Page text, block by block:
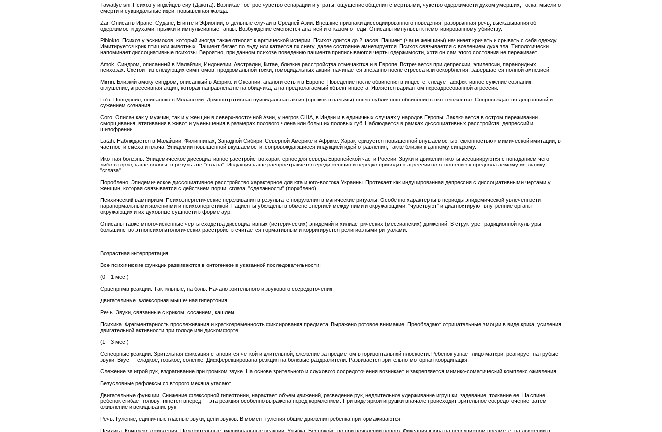
Tawatlye sni. Психоз у индейцев сиу (Дакота). Возникает острое чувство сепарации и утраты, ощущение общения с мертвыми, чувство одержимости духом умерших, тоска, мысли о
смерти и суицидальные идеи, повышенная жажда.
Zar. Описан в Иране, Судане, Египте и Эфиопии, отдельные случаи в Средней Азии. Внешние признаки диссоциированного поведения, разорванная речь, высказывания об
одержимости духами, прыжки и импульсивные танцы. Возбуждение сменяется апатией и отказом от еды. Описаны импульсы к немотивированному убийству.
Piblokto. Психоз у эскимосов, который иногда также относят к арктической истерии. Психоз длится до 2 часов. Пациент (чаще женщины) начинает кричать и срывать с себя одежду.
Имитируется крик птиц или животных. Пациент бегает по льду или катается по снегу, далее состояние амнезируется. Психоз связывается с вселением духа зла. Типологически
напоминает диссоциативные психозы. Вероятно, при данном психозе поведению пациента приписываются черты одержимости, хотя он сам этого состояния не переживает.
Amok. Синдром, описанный в Малайзии, Индонезии, Австралии, Китае, близкие расстройства отмечаются и в Европе. Встречается при депрессии, эпилепсии, параноидных
психозах. Состоит из следующих симптомов: продромальной тоски, гомоцидальных акций, начинается внезапно после стресса или оскорбления, завершается полной амнезией.
Mirriri. Близкий амоку синдром, описанный в Африке и Океании, аналоги есть и в Европе. Поведение после обвинения в инцесте: следует аффективное сужение сознания,
оглушение, агрессивная акция, которая направлена не на обидчика, а на предполагаемый объект инцеста. Является вариантом переадресованной агрессии.
Lo'u. Поведение, описанное в Меланезии. Демонстративная суицидальная акция (прыжок с пальмы) после публичного обвинения в скотоложестве. Сопровождается депрессией и
сужением сознания.
Соrо. Описан как у мужчин, так и у женщин в северо-восточной Азии, у негров США, в Индии и в единичных случаях у народов Европы. Заключается в остром переживании
сморщивания, втягивания в живот и уменьшения в размерах полового члена или больших половых губ. Наблюдается в рамках диссоциативных расстройств, депрессий и
шизофрении.
Latah. Наблюдается в Малайзии, Филиппинах, Западной Сибири, Северной Америке и Африке. Характеризуется повышенной внушаемостью, склонностью к мимической имитации, в
частности смеха и плача. Эпидемии повышенной внушаемости, сопровождающиеся индукцией идей отравления, также близки к данному синдрому.
Икотная болезнь. Эпидемическое диссоциативное расстройство характерное для севера Европейской части России. Звуки и движения икоты ассоциируются с попаданием чего-
либо в горло, чаше волоса, в результате "сглаза". Индукция чаще распространяется среди женщин и нередко приводит к агрессии по отношению к предполагаемому источнику
"сглаза".
Пороблено. Эпидемическое диссоциативное расстройство характерное для юга и юго-востока Украины. Протекает как индуцированная депрессия с диссоциативными чертами у
женщин, которая связывается с действием порчи, сглаза, "сделанности" (пороблено).
Психический вампиризм. Психоэнергетические переживания в результате погружения в магические ритуалы. Особенно характерны в периоды эпидемической увлеченности
паранормальными явлениями и психоэнергетикой. Пациенты убеждены в обмене энергией между ними и окружающими, "чувствуют" и диагностируют внутренние органы
окружающих и их духовные сущности в форме аур.
Описаны также многочисленные черты сходства диссоциативных (истерических) эпидемий и хилиастрических (мессианских) движений. В структуре традиционной культуры
большинство этнопсихопатологических расстройств считается нормативным и корригируется религиозными ритуалами.
Возрастная интерпретация
Все психические функции развиваются в онтогенезе в указанной последовательности:
(0—1 мес.)
Срцспрнмв реакции. Тактильные, на боль. Начало зрительного и звукового сосредоточения.
Двигателинме. Флексорная мышечная гипертония.
Речь. Звуки, связанные с криком, сосанием, кашлем.
Психика. Фрагментарность прослеживания и кратковременность фиксирования предмета. Выражено ротовое внимание. Преобладают отрицательные эмоции в виде крика, усиления
двигательной активности при голоде или дискомфорте.
(1—3 мес.)
Сенсорные реакции. Зрительная фиксация становится четкой и длительной, слежение за предметом в горизонтальной плоскости. Ребенок узнает лицо матери, реагирует на грубые
звуки. Вкус — сладкое, горькое, соленое. Дифференцирована реакция на болевые раздражители. Развивается зрительно-моторная координация.
Слежение за игрой рук, вздрагивание при громком звуке. На основе зрительного и слухового сосредоточения возникает и закрепляется мимико-соматический комплекс оживления.
Безусловные рефлексы со второго месяца угасают.
Двигательные функции. Снижение флексорной гипертонии, нарастает объем движений, разведение рук, недлительное удерживание игрушки, задевание, толкание ее. На спине
ребенок сгибает голову, тянется вперед — эта реакция особенно выражена перед кормлением. При виде яркой игрушки вначале происходит зрительное сосредоточение, затем
оживление и вскидывание рук.
Речь. Гуление, единичные гласные звуки, цепи звуков. В момент гуления общие движения ребенка притормаживаются.
Психика. Комплекс оживления. Положительные эмоциональные реакции. Улыбка. Беспокойство при появлении нового. Фиксация взора на неподвижном предмете, на движении в